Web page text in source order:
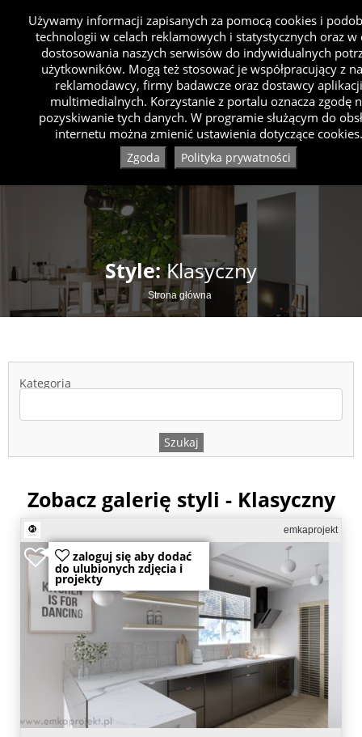
Style:Klasyczny
Strona główna
Kategoria
Zobacz galerię styli - Klasyczny
emkaprojekt
zaloguj się aby dodać
do ulubionych zdjęcia i
projekty
Używamy informacji zapisanych za pomocą cookies i
technologii w celach reklamowych i statystycznych oraz w
dostosowania naszych serwisów do indywidualnych
użytkowników. Mogą też stosować je współpracujący z
reklamodawcy, firmy badawcze oraz dostawcy aplikacji
multimedialnych. Korzystanie z portalu oznacza zgodę
pozyskiwanie tych danych. W programie służącym do
internetu można zmienić ustawienia dotyczące cookies.
Zgoda Polityka prywatności